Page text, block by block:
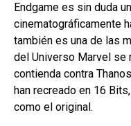
Endgame es sin duda
cinematográficamente
también es una de las
del Universo Marvel se
contienda contra
han recreado en 16
como el original.